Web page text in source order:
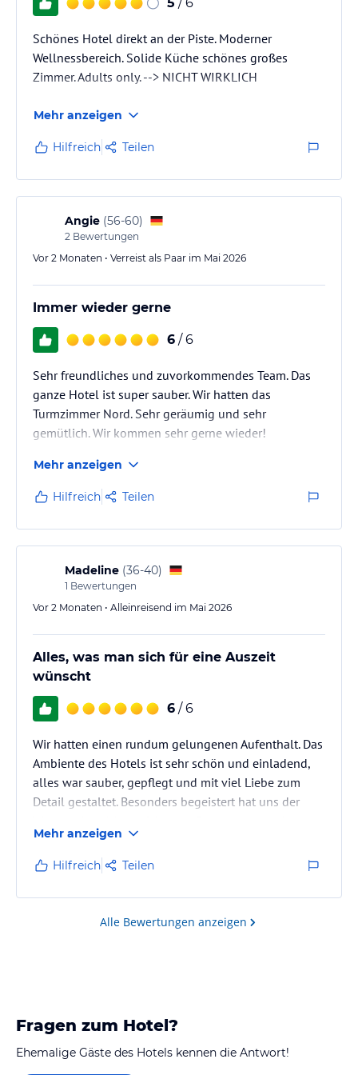
Schönes Hotel direkt an der Piste. Moderner
Wellnessbereich. Solide Küche schönes großes
Zimmer. Adults only. --> NICHT WIRKLICH
Mehr anzeigen
Hilfreich Teilen
Angie (56-60)
2 Bewertungen
Vor 2 Monaten • Verreist als Paar im Mai 2026
Immer wieder gerne
6 / 6
Sehr freundliches und zuvorkommendes Team. Das
ganze Hotel ist super sauber. Wir hatten das
Turmzimmer Nord. Sehr geräumig und sehr
gemütlich. Wir kommen sehr gerne wieder!
Mehr anzeigen
Hilfreich Teilen
Madeline (36-40)
1 Bewertungen
Vor 2 Monaten • Alleinreisend im Mai 2026
Alles, was man sich für eine Auszeit
wünscht
6 / 6
Wir hatten einen rundum gelungenen Aufenthalt. Das
Ambiente des Hotels ist sehr schön und einladend,
alles war sauber, gepflegt und mit viel Liebe zum
Detail gestaltet. Besonders begeistert hat uns der
Erholen. Auch das Angebot an Massagen hat den
Aufenthalt zusätzlich aufgewertet.
Der Service war durchweg freundlich und
aufmerksam, man hat sich jederzeit willkommen
Mehr anzeigen
Hilfreich Teilen
Alle Bewertungen anzeigen
Fragen zum Hotel?
Ehemalige Gäste des Hotels kennen die Antwort!